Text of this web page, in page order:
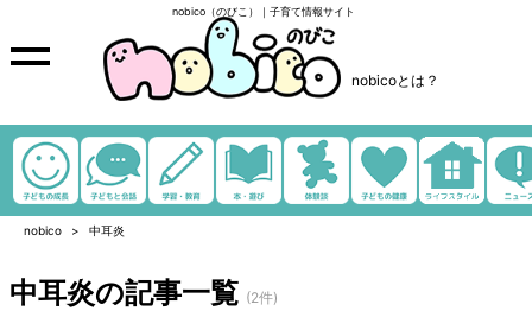
nobico（のびこ）｜子育て情報サイト
nobicoとは？
nobico 中耳炎
中耳炎の記事一覧 (2件)